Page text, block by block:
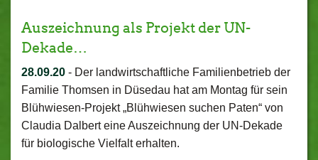
Auszeichnung als Projekt der UN-
Dekade…
28.09.20 - Der landwirtschaftliche Familienbetrieb der
Familie Thomsen in Düsedau hat am Montag für sein
Blühwiesen-Projekt „Blühwiesen suchen Paten“ von
Claudia Dalbert eine Auszeichnung der UN-Dekade
für biologische Vielfalt erhalten.